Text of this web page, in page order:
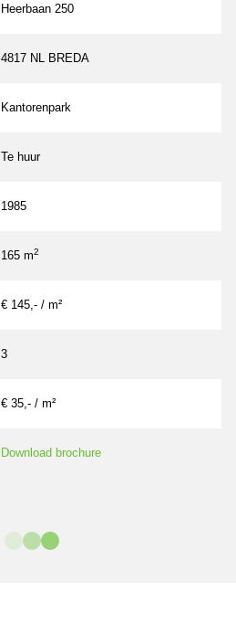
Heerbaan 250
4817 NL BREDA
Kantorenpark
Te huur
1985
165 m2
€ 145,- / m²
3
€ 35,- / m²
Download brochure